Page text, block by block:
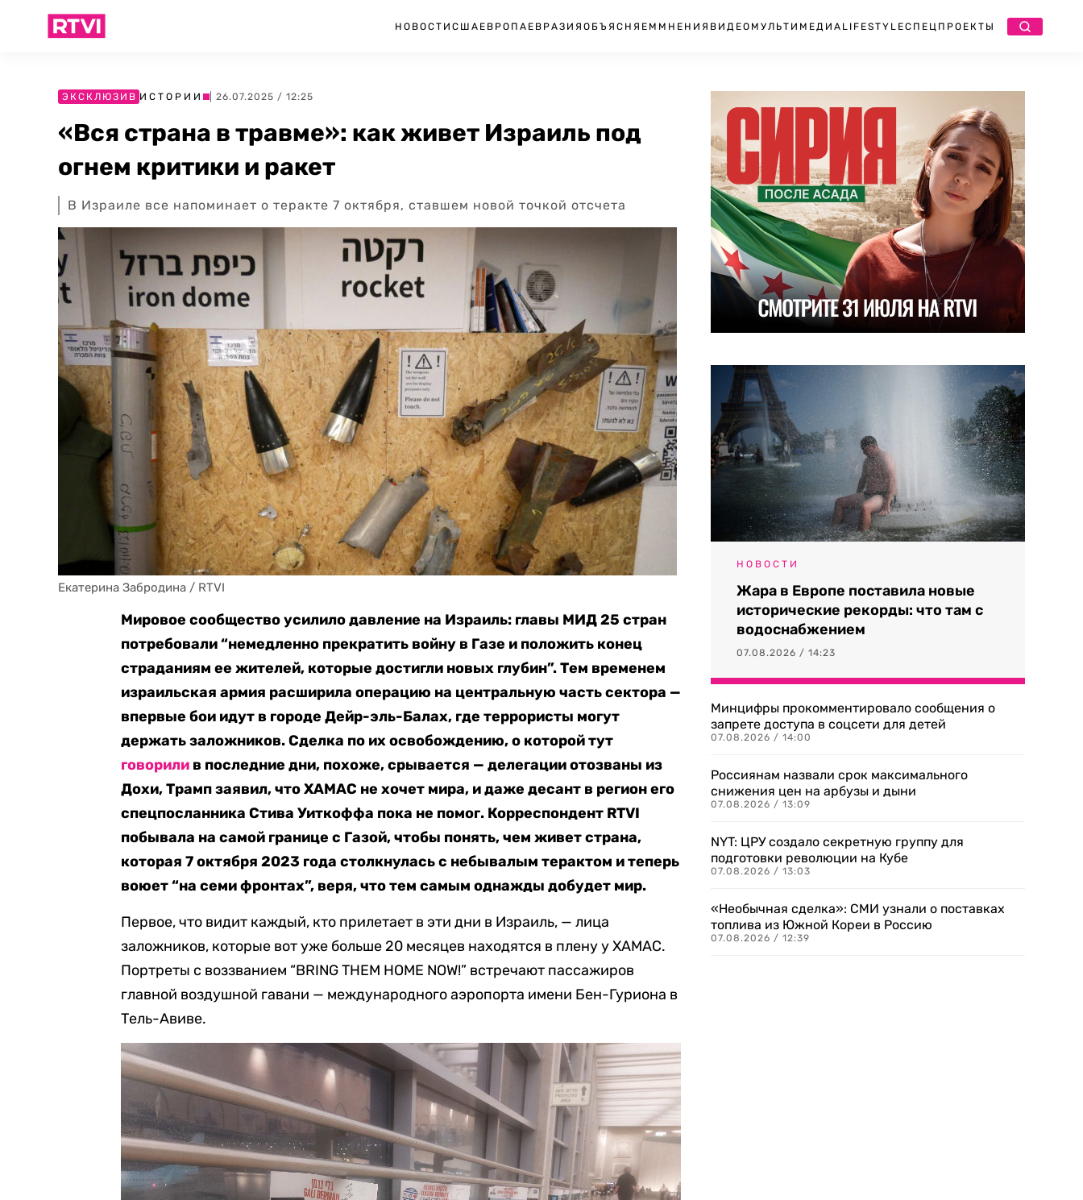
НОВОСТИ США ЕВРОПА ЕВРАЗИЯ ОБЪЯСНЯЕМ МНЕНИЯ ВИДЕО МУЛЬТИМЕДИА LIFESTYLEСПЕЦПРОЕКТЫ
ЭКСКЛЮЗИВ ИСТОРИИ | 26.07.2025 / 12:25
«Вся страна в травме»: как живет Израиль под
огнем критики и ракет
В Израиле все напоминает о теракте 7 октября, ставшем новой точкой отсчета
Екатерина Забродина / RTVI
Мировое сообщество усилило давление на Израиль: главы МИД 25 стран
потребовали “немедленно прекратить войну в Газе и положить конец
страданиям ее жителей, которые достигли новых глубин”. Тем временем
израильская армия расширила операцию на центральную часть сектора —
впервые бои идут в городе Дейр-эль-Балах, где террористы могут
держать заложников. Сделка по их освобождению, о которой тут
говорили в последние дни, похоже, срывается — делегации отозваны из
Дохи,Трамп заявил, что ХАМАС не хочет мира, и даже десант в регион его
спецпосланника Стива Уиткоффа пока не помог. Корреспондент RTVI
побывала на самой границе с Газой, чтобы понять, чем живет страна,
которая 7 октября 2023 года столкнулась с небывалым терактом и теперь
воюет “на семи фронтах”, веря, что тем самым однажды добудет мир.
Первое, что видит каждый, кто прилетает в эти дни в Израиль, — лица
заложников, которые вот уже больше 20 месяцев находятся в плену у ХАМАС.
Портреты с воззванием “BRING THEM HOME NOW!” встречают пассажиров
главной воздушной гавани — международного аэропорта имени Бен-Гуриона в
Тель-Авиве.
НОВОСТИ
Жара в Европе поставила новые
исторические рекорды: что там с
водоснабжением
07.08.2026 / 14:23
Минцифры прокомментировало сообщения о
запрете доступа в соцсети для детей
07.08.2026 / 14:00
Россиянам назвали срок максимального
снижения цен на арбузы и дыни
07.08.2026 / 13:09
NYT: ЦРУ создало секретную группу для
подготовки революции на Кубе
07.08.2026 / 13:03
«Необычная сделка»: СМИ узнали о поставках
топлива из Южной Кореи в Россию
07.08.2026 / 12:39